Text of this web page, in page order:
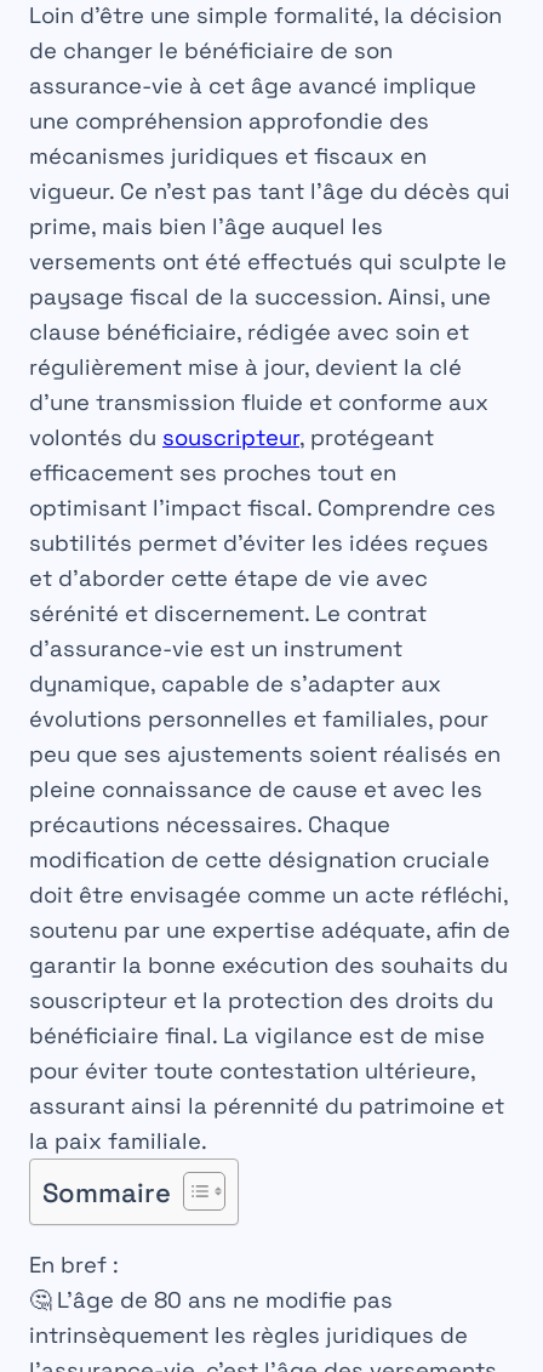
Loin d’être une simple formalité, la décision
de changer le bénéficiaire de son
assurance-vie à cet âge avancé implique
une compréhension approfondie des
mécanismes juridiques et fiscaux en
vigueur. Ce n’est pas tant l’âge du décès qui
prime, mais bien l’âge auquel les
versements ont été effectués qui sculpte le
paysage fiscal de la succession. Ainsi, une
clause bénéficiaire, rédigée avec soin et
régulièrement mise à jour, devient la clé
d’une transmission fluide et conforme aux
volontés du souscripteur, protégeant
efficacement ses proches tout en
optimisant l’impact fiscal. Comprendre ces
subtilités permet d’éviter les idées reçues
et d’aborder cette étape de vie avec
sérénité et discernement. Le contrat
d’assurance-vie est un instrument
dynamique, capable de s’adapter aux
évolutions personnelles et familiales, pour
peu que ses ajustements soient réalisés en
pleine connaissance de cause et avec les
précautions nécessaires. Chaque
modification de cette désignation cruciale
doit être envisagée comme un acte réfléchi,
soutenu par une expertise adéquate, afin de
garantir la bonne exécution des souhaits du
souscripteur et la protection des droits du
bénéficiaire final. La vigilance est de mise
pour éviter toute contestation ultérieure,
assurant ainsi la pérennité du patrimoine et
la paix familiale.
Sommaire
En bref :
🤔 L’âge de 80 ans ne modifie pas
intrinsèquement les règles juridiques de